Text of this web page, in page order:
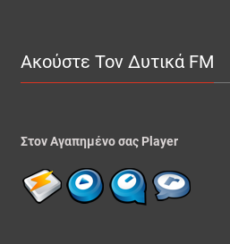
Ακούστε Τον Δυτικά FM
Στον Αγαπημένο σας Player